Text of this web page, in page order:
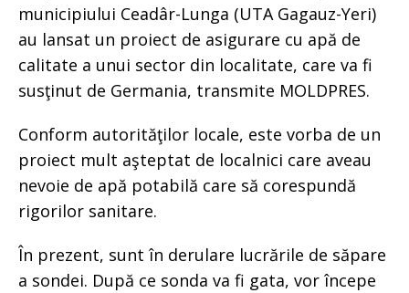
municipiului Ceadâr-Lunga (UTA Gagauz-Yeri)
au lansat un proiect de asigurare cu apă de
calitate a unui sector din localitate, care va fi
susţinut de Germania, transmite MOLDPRES.
Conform autorităţilor locale, este vorba de un
proiect mult aşteptat de localnici care aveau
nevoie de apă potabilă care să corespundă
rigorilor sanitare.
În prezent, sunt în derulare lucrările de săpare
a sondei. După ce sonda va fi gata, vor începe